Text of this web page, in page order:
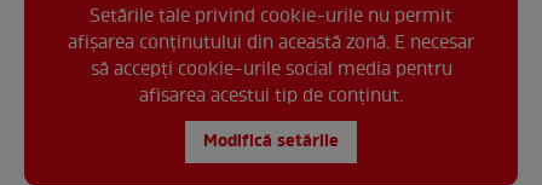
Setările tale privind cookie-urile nu permit
afișarea conținutului din această zonă. E necesar
să accepți cookie-urile social media pentru
afisarea acestui tip de conținut.
Modifică setările